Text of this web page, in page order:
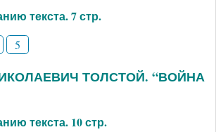
текста. 7 стр.
5
ТОЛСТОЙ. “ВОЙНА
текста. 10 стр.